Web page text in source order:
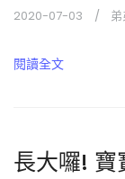
2020-07-03
閱讀全文
長大囉! 寶